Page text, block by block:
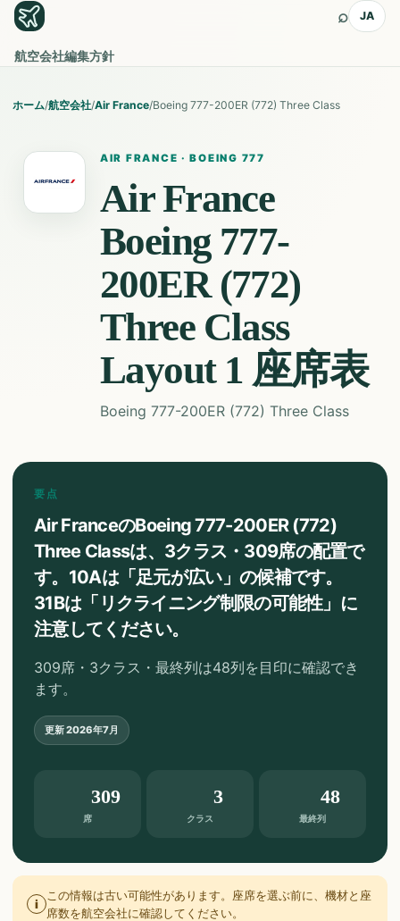
航空会社編集方針
⌕ JA
ホーム/航空会社/Air France/Boeing 777-200ER (772) Three Class
AIR FRANCE ·BOEING 777
Air France
Boeing 777-
200ER (772)
Three Class
Layout 1 座席表
Boeing 777-200ER (772) Three Class
要点
Air FranceのBoeing 777-200ER (772)
Three Classは、3クラス・309席の配置で
す。10Aは「足元が広い」の候補です。
31Bは「リクライニング制限の可能性」に
注意してください。
309席・3クラス・最終列は48列を目印に確認でき
ます。
更新2026年7月
席
309
クラス
3
最終列
48
i
この情報は古い可能性があります。座席を選ぶ前に、機材と座
席数を航空会社に確認してください。